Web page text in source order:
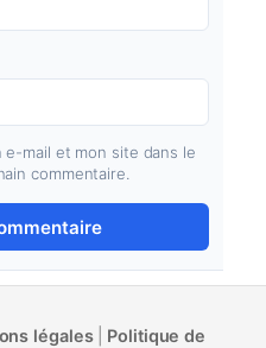
mail et mon site dans le
commentaire.
légales| Politique de